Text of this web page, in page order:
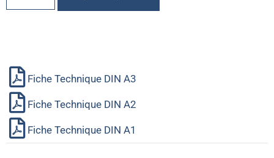
Fiche Technique DIN A3
Fiche Technique DIN A2
Fiche Technique DIN A1